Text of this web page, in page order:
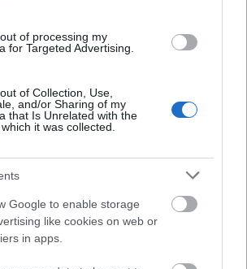
of processing my
for Targeted Advertising.
of Collection, Use,
and/or Sharing of my
that Is Unrelated with the
it was collected.
Google to enable storage
like cookies on web or
in apps.
ସୂକ୍ଷ୍ମ ଧାର ଏବଂ ସର୍ପିଲକୁ ଗୁରୁତ୍ୱ ଦେଇଥାଏ,
ରଚନାକୁ ଗଭୀରତା ଏବଂ ଘନତା ଭାବ ପ୍ରଦାନ
ସଦ୍ୟ ସଂଗୃହିତ ଦେଖାଯାଏ, ସେମାନଙ୍କର
ପରି କୁଞ୍ଚନକୁ ପ୍ରକାଶ କରେ ଯାହା
ସୁନ୍ଦରତା ପ୍ରଦାନ କରେ, ଯେପରି ପ୍ରକୃତି ନିଜେ
ସହିତ ଆକୃତି ଦେଇଥାଏ। ସେମାନଙ୍କ ଚାରିପାଖରେ,
ମୁକ୍ତ ବିଛାଡ଼ି ଗ୍ରାମୀଣ ପୃଷ୍ଠରେ ବିସ୍ତାରିତ ହୁଏ,
ଏକ ନରମ ଆଭା ସହିତ ଆଲୋକକୁ ଧରିଥାଏ,
ସଦ୍ୟ ଗ୍ରାଇଣ୍ଡିଂ ହେବା ସମୟରେ ଉତ୍ପନ୍ନ
ସୁଗନ୍ଧକୁ ଉଦ୍ରେକ କରେ। ପାଉଡର କେବଳ
ନୁହେଁ ବରଂ ସମଗ୍ର କାଠିର ଏକ ଦୃଶ୍ୟ ଏବଂ
ରୂପାନ୍ତରଣକୁ ସୂଚିତ କରେ - ଛାଲରୁ ମସଲା,
ସମ୍ପଦ।
ଉପାଦାନଗୁଡ଼ିକ ରହିଛି - ସମ୍ପୂର୍ଣ୍ଣ ଲବଙ୍ଗ,